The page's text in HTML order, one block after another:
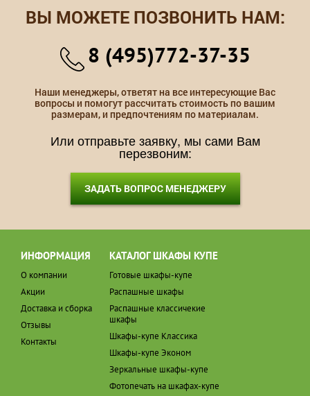
ВЫ МОЖЕТЕ ПОЗВОНИТЬ НАМ:
8 (495)772-37-35
Наши менеджеры, ответят на все интересующие Вас
вопросы и помогут рассчитать стоимость по вашим
размерам, и предпочтениям по материалам.
Или отправьте заявку, мы сами Вам
перезвоним:
ЗАДАТЬ ВОПРОС МЕНЕДЖЕРУ
ИНФОРМАЦИЯ
О компании
Акции
Доставка и сборка
Отзывы
Контакты
КАТАЛОГ ШКАФЫ КУПЕ
Готовые шкафы-купе
Распашные шкафы
Распашные классичекие
шкафы
Шкафы-купе Классика
Шкафы-купе Эконом
Зеркальные шкафы-купе
Фотопечать на шкафах-купе